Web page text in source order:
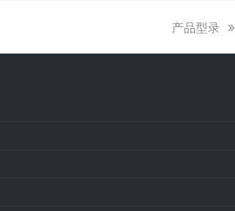
下
产品型录